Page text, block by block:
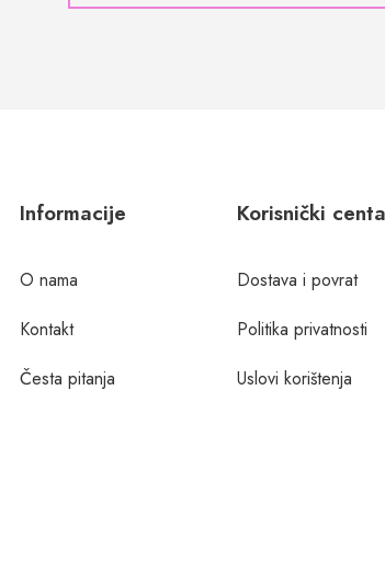
Informacije
O nama
Kontakt
Česta pitanja
Korisnički
Dostava i povrat
Politika privatnosti
Uslovi korištenja